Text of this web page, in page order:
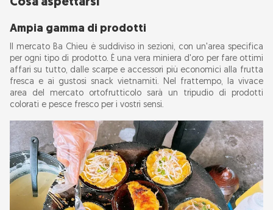
Attrazioni locali
Cosa aspettarsi
Ampia gamma di prodotti
Il mercato Ba Chieu è suddiviso in sezioni, con un'area specifica
per ogni tipo di prodotto. È una vera miniera d'oro per fare ottimi
affari su tutto, dalle scarpe e accessori più economici alla frutta
fresca e ai gustosi snack vietnamiti. Nel frattempo, la vivace
area del mercato ortofrutticolo sarà un tripudio di prodotti
colorati e pesce fresco per i vostri sensi.